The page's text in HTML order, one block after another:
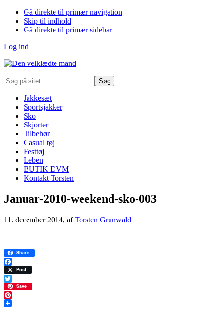
Gå direkte til primær navigation
Skip til indhold
Gå direkte til primær sidebar
Log ind
Søg
på
Jakkesæt
Sportsjakker
Sko
Skjorter
Tilbehør
Casual tøj
Festtøj
Leben
BUTIK DVM
Kontakt Torsten
Januar-2010-weekend-sko-003
11. december 2014, afTorsten Grunwald
Share
Facebook
Post
Twitter
Save
Pinterest